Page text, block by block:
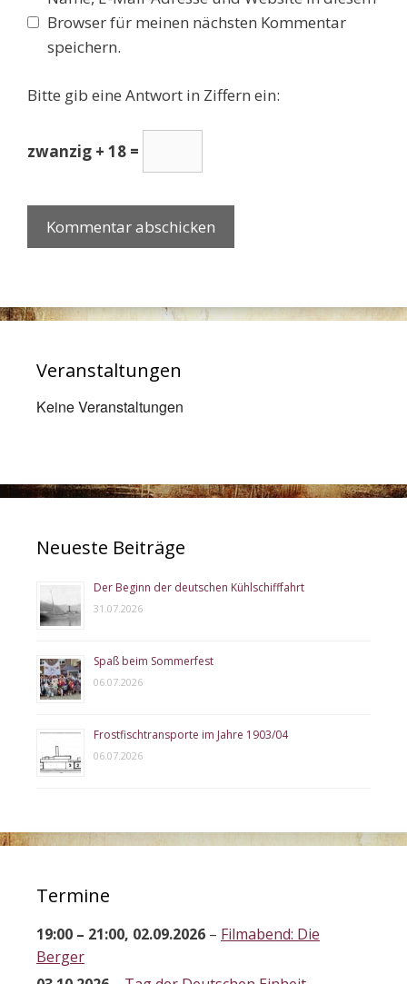
Browser für meinen nächsten Kommentar
speichern.
Bitte gib eine Antwort in Ziffern ein:
zwanzig + 18 =
Veranstaltungen
Keine Veranstaltungen
Neueste Beiträge
Der Beginn der deutschen Kühlschifffahrt
31.07.2026
Spaß beim Sommerfest
06.07.2026
Frostfischtransporte im Jahre 1903/04
06.07.2026
Termine
19:00 – 21:00, 02.09.2026 – Filmabend: Die
Berger